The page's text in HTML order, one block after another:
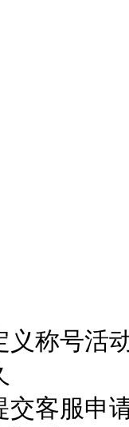
义称号活
交客服申